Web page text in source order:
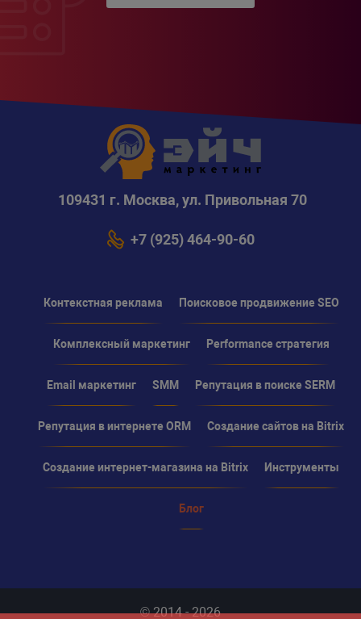
109431 г. Москва, ул. Привольная 70
+7 (925) 464-90-60
Контекстная реклама Поисковое продвижение SEO
Комплексный маркетинг Performance стратегия
Email маркетинг SMM Репутация в поиске SERM
Репутация в интернете ORM Создание сайтов на Bitrix
Создание интернет-магазина на Bitrix Инструменты
Блог
© 2014 - 2026